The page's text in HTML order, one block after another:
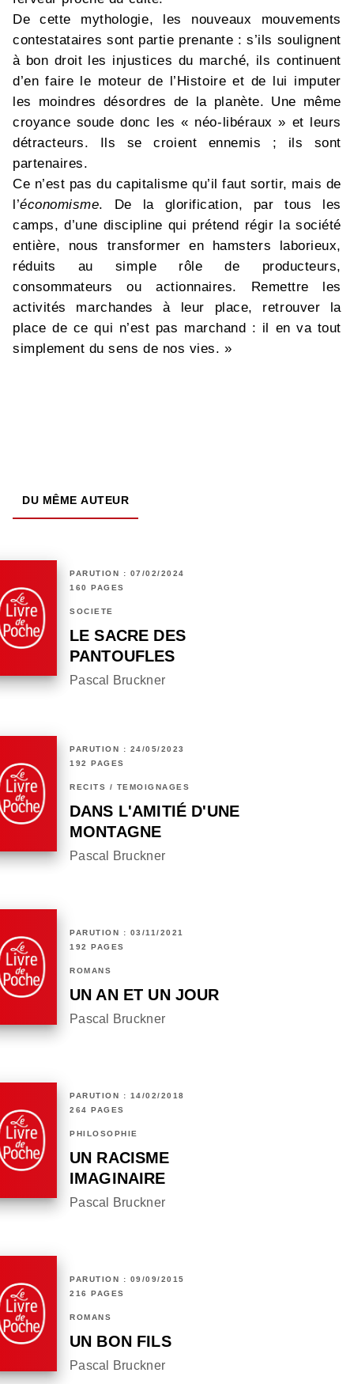
De cette mythologie, les nouveaux mouvements
contestataires sont partie prenante : s’ils soulignent
à bon droit les injustices du marché, ils continuent
d’en faire le moteur de l’Histoire et de lui imputer
les moindres désordres de la planète. Une même
croyance soude donc les « néo-libéraux » et leurs
détracteurs. Ils se croient ennemis ; ils sont
partenaires.
Ce n’est pas du capitalisme qu’il faut sortir, mais de
l’économisme. De la glorification, par tous les
camps, d’une discipline qui prétend régir la société
entière, nous transformer en hamsters laborieux,
réduits au simple rôle de producteurs,
consommateurs ou actionnaires. Remettre les
activités marchandes à leur place, retrouver la
place de ce qui n’est pas marchand : il en va tout
simplement du sens de nos vies. »
DU MÊME AUTEUR
PARUTION : 07/02/2024
160 PAGES
SOCIÉTÉ
LE SACRE DES
PANTOUFLES
Pascal Bruckner
PARUTION : 24/05/2023
192 PAGES
RÉCITS / TÉMOIGNAGES
DANS L'AMITIÉ D'UNE
MONTAGNE
Pascal Bruckner
PARUTION : 03/11/2021
192 PAGES
ROMANS
UN AN ET UN JOUR
Pascal Bruckner
PARUTION : 14/02/2018
264 PAGES
PHILOSOPHIE
UN RACISME
IMAGINAIRE
Pascal Bruckner
PARUTION : 09/09/2015
216 PAGES
ROMANS
UN BON FILS
Pascal Bruckner